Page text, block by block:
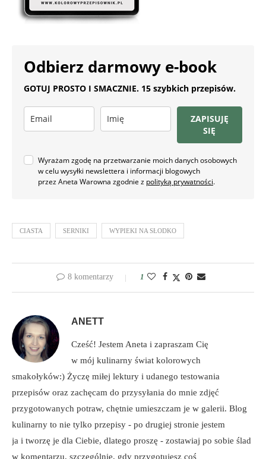
Odbierz darmowy e-book
GOTUJ PROSTO I SMACZNIE. 15 szybkich przepisów.
ZAPISUJĘ
SIĘ
Wyrażam zgodę na przetwarzanie moich danych osobowych
w celu wysyłki newslettera i informacji blogowych
przez Aneta Warowna zgodnie z polityką prywatności.
CIASTA SERNIKI WYPIEKI NA SŁODKO
8 komentarzy 1
ANETT
Cześć! Jestem Aneta i zapraszam Cię
w mój kulinarny świat kolorowych
smakołyków:) Życzę miłej lektury i udanego testowania
przepisów oraz zachęcam do przysyłania do mnie zdjęć
przygotowanych potraw, chętnie umieszczam je w galerii. Blog
kulinarny to nie tylko przepisy - po drugiej stronie jestem
ja i tworzę je dla Ciebie, dlatego proszę - zostawiaj po sobie ślad
w komentarzu, szczególnie, gdy przygotujesz coś